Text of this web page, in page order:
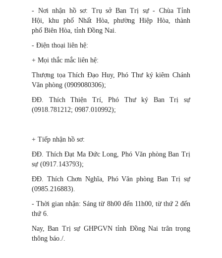
- Nơi nhận hồ sơ: Trụ sở Ban Trị sự - Chùa Tỉnh
Hội, khu phố Nhất Hòa, phường Hiệp Hòa, thành
phố Biên Hòa, tỉnh Đồng Nai.
- Điện thoại liên hệ:
+ Mọi thắc mắc liên hệ:
Thượng tọa Thích Đạo Huy, Phó Thư ký kiêm Chánh
Văn phòng (0909080306);
ĐĐ. Thích Thiện Trí, Phó Thư ký Ban Trị sự
(0918.781212; 0987.010992);
+ Tiếp nhận hồ sơ:
ĐĐ. Thích Đạt Ma Đức Long, Phó Văn phòng Ban Trị
sự (0917.143793);
ĐĐ. Thích Chơn Nghĩa, Phó Văn phòng Ban Trị sự
(0985.216883).
- Thời gian nhận: Sáng từ 8h00 đến 11h00, từ thứ 2 đến
thứ 6.
Nay, Ban Trị sự GHPGVN tỉnh Đồng Nai trân trọng
thông báo./.